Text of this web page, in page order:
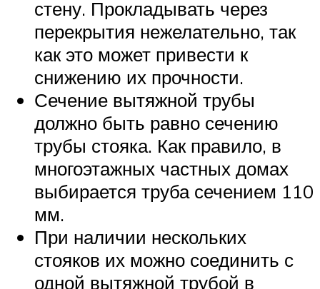
стену. Прокладывать через
перекрытия нежелательно, так
как это может привести к
снижению их прочности.
Сечение вытяжной трубы
должно быть равно сечению
трубы стояка. Как правило, в
многоэтажных частных домах
выбирается труба сечением 110
мм.
При наличии нескольких
стояков их можно соединить с
одной вытяжной трубой в